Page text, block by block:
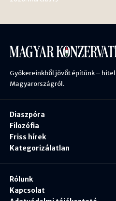
Gyökereinkből jövőt építünk –
Magyarországról.
Diaszpóra
Filozófia
Friss hírek
Kategorizálatlan
Rólunk
Kapcsolat